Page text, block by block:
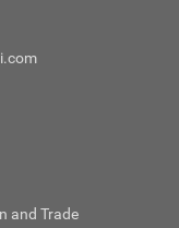
and Trade